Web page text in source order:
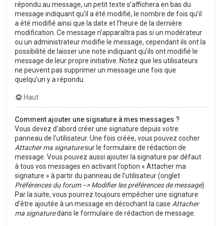
répondu au message, un petit texte s’affichera en bas du
message indiquant qu’il a été modifié, le nombre de fois qu’il
a été modifié ainsi que la date et l’heure de la dernière
modification. Ce message n’apparaîtra pas si un modérateur
ou un administrateur modifie le message, cependant ils ont la
possibilité de laisser une note indiquant qu’ils ont modifié le
message de leur propre initiative. Notez que les utilisateurs
ne peuvent pas supprimer un message une fois que
quelqu’un y a répondu.
Haut
Comment ajouter une signature à mes messages ?
Vous devez d’abord créer une signature depuis votre
panneau de l’utilisateur. Une fois créée, vous pouvez cocher
Attacher ma signaturesur le formulaire de rédaction de
message. Vous pouvez aussi ajouter la signature par défaut
à tous vos messages en activant l’option « Attacher ma
signature » à partir du panneau de l’utilisateur (onglet
Préférences du forum --> Modifier les préférences de message).
Par la suite, vous pourrez toujours empêcher une signature
d’être ajoutée à un message en décochant la case Attacher
ma signaturedans le formulaire de rédaction de message.